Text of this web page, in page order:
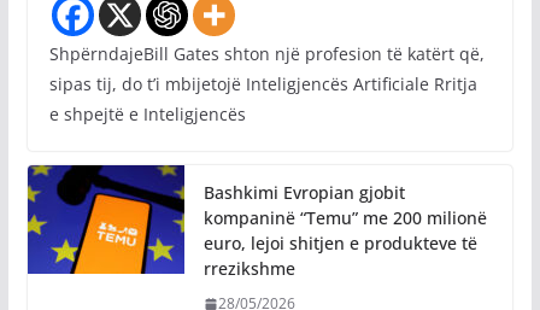
ShpërndajeBill Gates shton një profesion të katërt që,
sipas tij, do t’i mbijetojë Inteligjencës Artificiale Rritja
e shpejtë e Inteligjencës
Bashkimi Evropian gjobit
kompaninë “Temu” me 200 milionë
euro, lejoi shitjen e produkteve të
rrezikshme
28/05/2026